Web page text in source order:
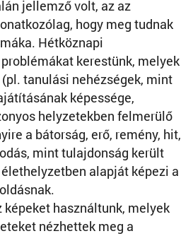
jellemző volt, az az
hogy meg tudnak
Hétköznapi
kerestünk, melyek
tanulási nehézségek, mint
képessége,
helyzetekben felmerülő
a bátorság, erő, remény, hit,
mint tulajdonság került
alapját képezi a
használtunk, melyek
nézhettek meg a